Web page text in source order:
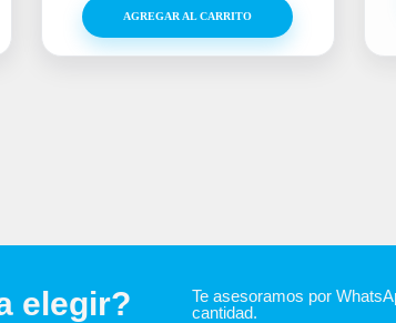
AGREGAR AL CARRITO
elegir?
Te asesoramos por
cantidad.